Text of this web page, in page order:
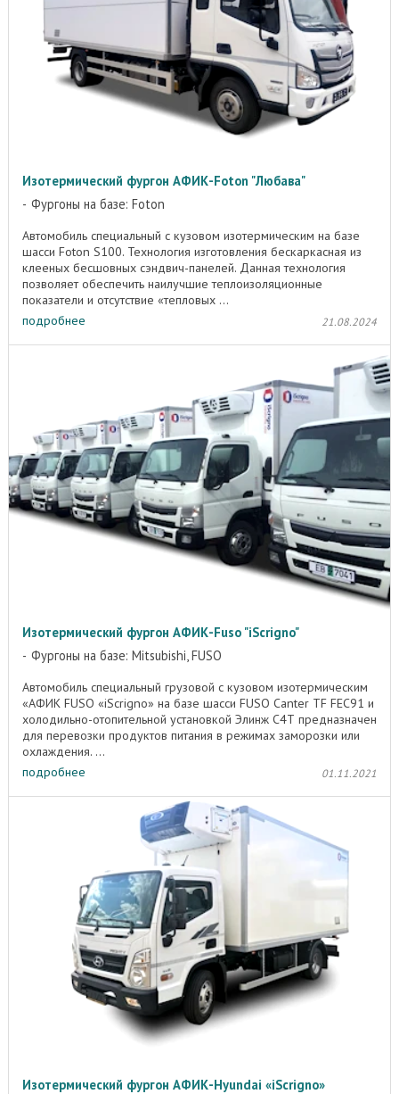
Изотермический фургон АФИК-Foton "Любава"
Фургоны на базе: Foton
Автомобиль специальный с кузовом изотермическим на базе
шасси Foton S100. Технология изготовления бескаркасная из
клееных бесшовных сэндвич-панелей. Данная технология
позволяет обеспечить наилучшие теплоизоляционные
показатели и отсутствие «тепловых ...
подробнее
21.08.2024
Изотермический фургон АФИК-Fuso "iScrigno"
Фургоны на базе: Mitsubishi, FUSO
Автомобиль специальный грузовой с кузовом изотермическим
«АФИК FUSO «iScrigno» на базе шасси FUSO Canter TF FEC91 и
холодильно-отопительной установкой Элинж С4Т предназначен
для перевозки продуктов питания в режимах заморозки или
охлаждения. ...
подробнее
01.11.2021
Изотермический фургон АФИК-Hyundai «iScrigno»